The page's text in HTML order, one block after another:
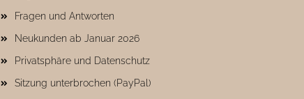
Fragen und Antworten
Neukunden ab Januar 2026
Privatsphäre und Datenschutz
Sitzung unterbrochen (PayPal)